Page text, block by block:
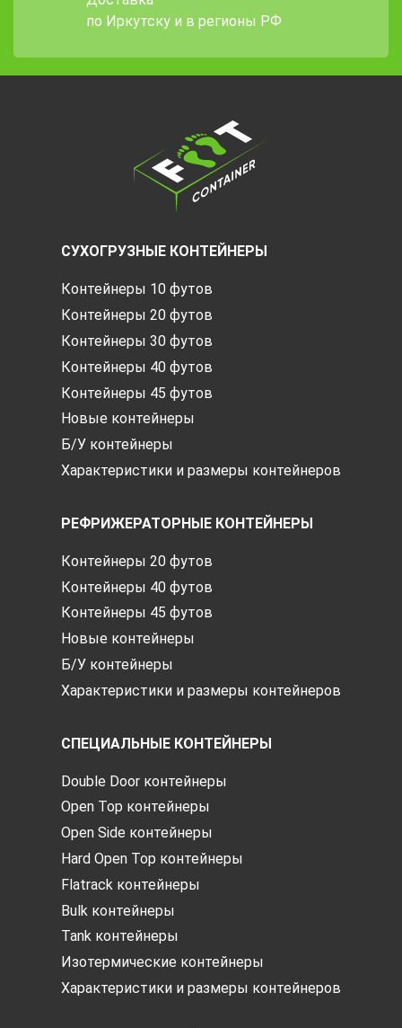
по Иркутску и в регионы РФ
СУХОГРУЗНЫЕ КОНТЕЙНЕРЫ
Контейнеры 10 футов
Контейнеры 20 футов
Контейнеры 30 футов
Контейнеры 40 футов
Контейнеры 45 футов
Новые контейнеры
Б/У контейнеры
Характеристики и размеры контейнеров
РЕФРИЖЕРАТОРНЫЕ КОНТЕЙНЕРЫ
Контейнеры 20 футов
Контейнеры 40 футов
Контейнеры 45 футов
Новые контейнеры
Б/У контейнеры
Характеристики и размеры контейнеров
СПЕЦИАЛЬНЫЕ КОНТЕЙНЕРЫ
Double Door контейнеры
Open Top контейнеры
Open Side контейнеры
Hard Open Top контейнеры
Flatrack контейнеры
Bulk контейнеры
Tank контейнеры
Изотермические контейнеры
Характеристики и размеры контейнеров